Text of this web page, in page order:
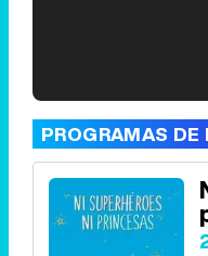
PROGRAMAS